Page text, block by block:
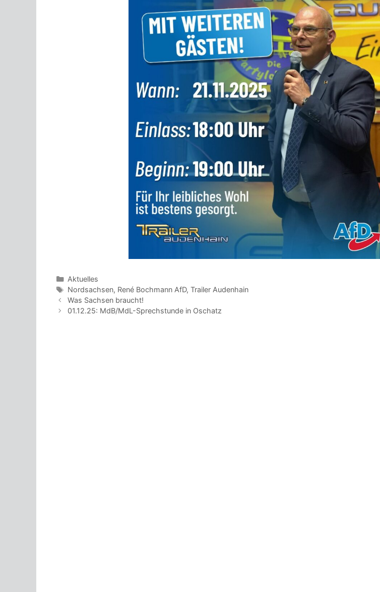
Kategorien
Aktuelles
Schlagwörter
Nordsachsen, René Bochmann AfD, Trailer Audenhain
Beitrags-
Navigation
Was Sachsen braucht!
01.12.25: MdB/MdL-Sprechstunde in Oschatz